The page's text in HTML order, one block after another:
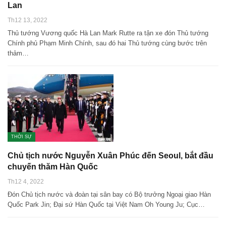
Lan
Th12 13, 2022
Thủ tướng Vương quốc Hà Lan Mark Rutte ra tận xe đón Thủ tướng
Chính phủ Phạm Minh Chính, sau đó hai Thủ tướng cùng bước trên
thảm…
THỜI SỰ
Chủ tịch nước Nguyễn Xuân Phúc đến Seoul, bắt đầu
chuyến thăm Hàn Quốc
Th12 4, 2022
Đón Chủ tịch nước và đoàn tại sân bay có Bộ trưởng Ngoại giao Hàn
Quốc Park Jin; Đại sứ Hàn Quốc tại Việt Nam Oh Young Ju; Cục…